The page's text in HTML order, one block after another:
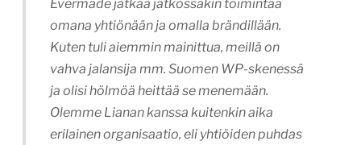
Evermade jatkaa jatkossakin toimintaa
omana yhtiönään ja omalla brändillään.
Kuten tuli aiemmin mainittua, meillä on
vahva jalansija mm. Suomen WP-skenessä
ja olisi hölmöä heittää se menemään.
Olemme Lianan kanssa kuitenkin aika
erilainen organisaatio, eli yhtiöiden puhdas